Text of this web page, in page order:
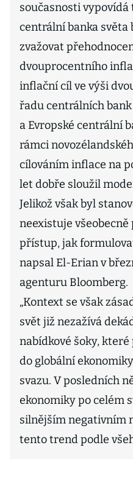
současnosti
centrální banka světa
zvažovat
dvouprocentního
inflační cíl ve výši
řadu centrálních
a Evropské centrální
rámci
cílováním inflace na
let dobře sloužil
Jelikož však byl
neexistuje
přístup, jak
napsal El-Erian v
agenturu Bloomberg.
„Kontext se však
svět již nezažívá
nabídkové šoky,
do globální
svazu. V posledních
ekonomiky po celém
silnějším negativním
tento trend podle